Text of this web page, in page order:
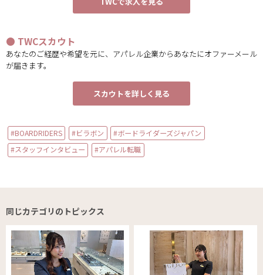
● TWCスカウト
あなたのご経歴や希望を元に、アパレル企業からあなたにオファーメール
が届きます。
スカウトを詳しく見る
#BOARDRIDERS #ビラボン
#ボードライダーズジャパン
#スタッフインタビュー
#アパレル転職
同じカテゴリのトピックス